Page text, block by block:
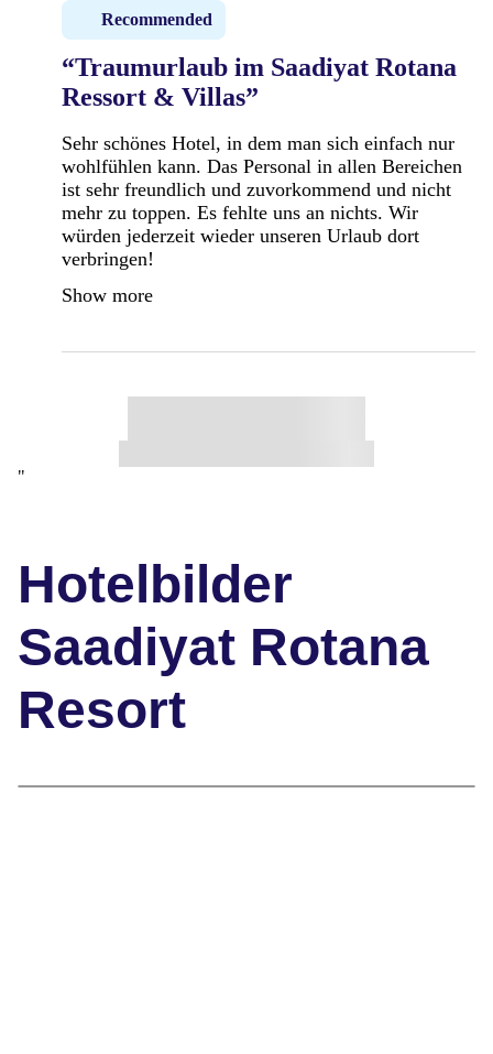
Recommended
“Traumurlaub im Saadiyat Rotana
Ressort & Villas”
Sehr schönes Hotel, in dem man sich einfach nur
wohlfühlen kann. Das Personal in allen Bereichen
ist sehr freundlich und zuvorkommend und nicht
mehr zu toppen. Es fehlte uns an nichts. Wir
würden jederzeit wieder unseren Urlaub dort
verbringen!
Show more
"
Hotelbilder
Saadiyat Rotana
Resort